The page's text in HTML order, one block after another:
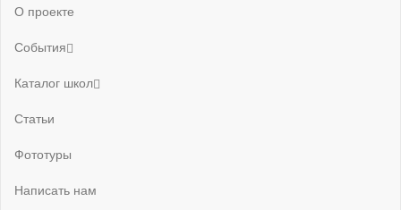
О проекте
События
Каталог школ
Статьи
Фототуры
Написать нам